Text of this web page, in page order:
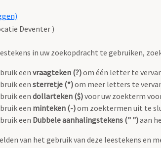
Deventer )
in uw zoekopdracht te gebruiken,
eenvraagteken (?)om één letter te
eensterretje (*)om meer letters te
eendollarteken ($)voor uw zoekterm
een minteken (-)om zoektermen uit te
een Dubbele aanhalingstekens (" ")aan
van het gebruik van deze leestekens en